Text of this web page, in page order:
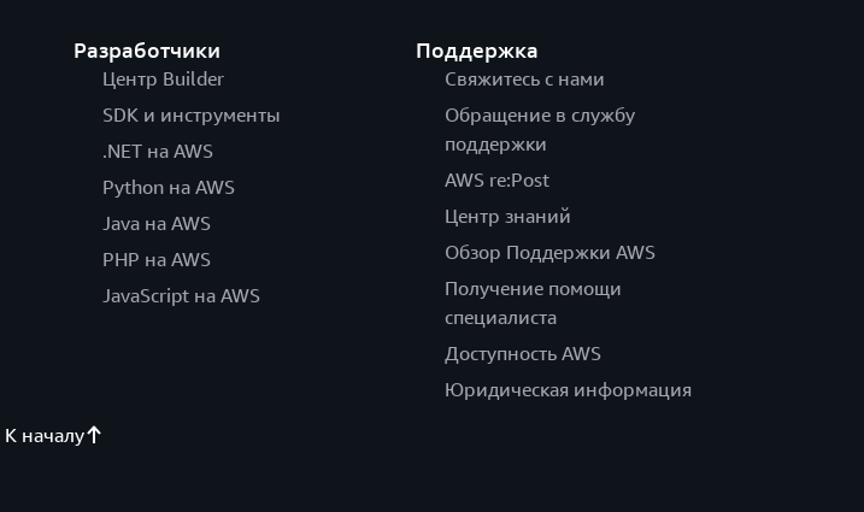
Разработчики
Центр Builder
SDK и инструменты
.NET на AWS
Python на AWS
Java на AWS
PHP на AWS
JavaScript на AWS
Поддержка
Свяжитесь с нами
Обращение в службу
поддержки
AWS re:Post
Центр знаний
Обзор Поддержки AWS
Получение помощи
специалиста
Доступность AWS
Юридическая информация
К началу